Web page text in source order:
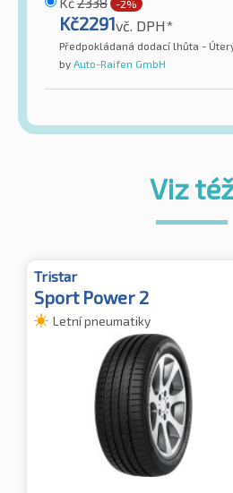
-2%
Kč2291vč. DPH*
Předpokládaná dodací lhůta -
by Auto-Raifen GmbH
Viz
Tristar
Sport Power 2
Letní pneumatiky